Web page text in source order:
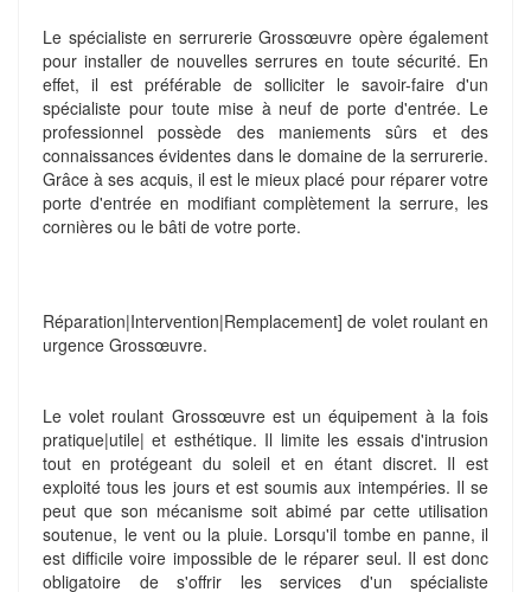
Le spécialiste en serrurerie Grossœuvre opère également
pour installer de nouvelles serrures en toute sécurité. En
effet, il est préférable de solliciter le savoir-faire d'un
spécialiste pour toute mise à neuf de porte d'entrée. Le
professionnel possède des maniements sûrs et des
connaissances évidentes dans le domaine de la serrurerie.
Grâce à ses acquis, il est le mieux placé pour réparer votre
porte d'entrée en modifiant complètement la serrure, les
cornières ou le bâti de votre porte.
Réparation|Intervention|Remplacement] de volet roulant en
urgence Grossœuvre.
Le volet roulant Grossœuvre est un équipement à la fois
pratique|utile| et esthétique. Il limite les essais d'intrusion
tout en protégeant du soleil et en étant discret. Il est
exploité tous les jours et est soumis aux intempéries. Il se
peut que son mécanisme soit abimé par cette utilisation
soutenue, le vent ou la pluie. Lorsqu'il tombe en panne, il
est difficile voire impossible de le réparer seul. Il est donc
obligatoire de s'offrir les services d'un spécialiste